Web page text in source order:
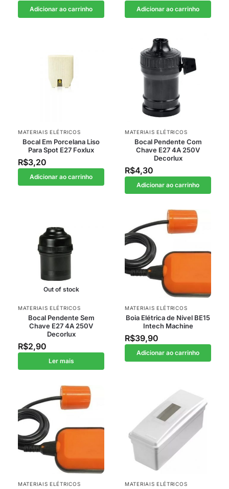
Adicionar ao carrinho Adicionar ao carrinho
MATERIAIS ELÉTRICOS
Bocal Em Porcelana Liso
Para Spot E27 Foxlux
R$3,20
Adicionar ao carrinho
MATERIAIS ELÉTRICOS
Bocal Pendente Com
Chave E27 4A 250V
Decorlux
R$4,30
Adicionar ao carrinho
Out of stock
MATERIAIS ELÉTRICOS
Bocal Pendente Sem
Chave E27 4A 250V
Decorlux
R$2,90
Ler mais
MATERIAIS ELÉTRICOS
Boia Elétrica de Nível BE15
Intech Machine
R$39,90
Adicionar ao carrinho
MATERIAIS ELÉTRICOS MATERIAIS ELÉTRICOS